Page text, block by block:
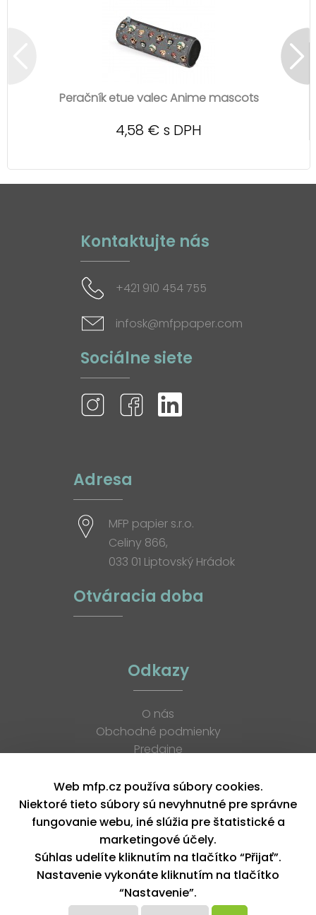
Peračník etue valec Anime mascots
4,58 € s DPH
Kontaktujte nás
+421 910 454 755
infosk@mfppaper.com
Sociálne siete
Adresa
MFP papier s.r.o.
Celiny 866,
033 01 Liptovský Hrádok
Otváracia doba
Odkazy
O nás
Obchodné podmienky
Predajne
K stiahnutiu
Blog
Kontakt
Kariéra
XML feed
Copyright © 2026, MFP paper s. r. o. | Všetky práva vyhradené
design by MFP
Web mfp.cz používa súbory cookies.
Niektoré tieto súbory sú nevyhnutné pre správne
fungovanie webu, iné slúžia pre štatistické a
marketingové účely.
Súhlas udelíte kliknutím na tlačítko “Přijať”.
Nastavenie vykonáte kliknutím na tlačítko
“Nastavenie”.